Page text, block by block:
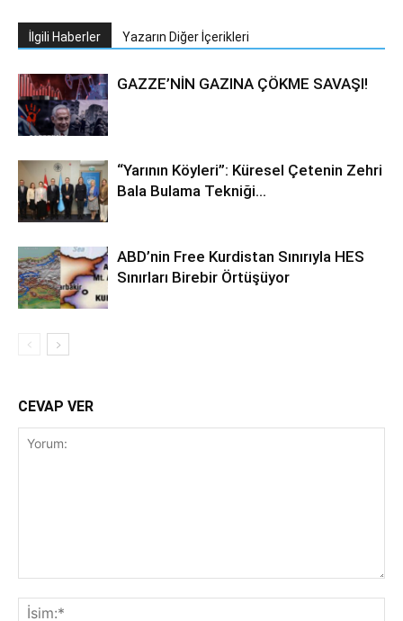
İlgili Haberler Yazarın Diğer İçerikleri
GAZZE’NİN GAZINA ÇÖKME SAVAŞI!
“Yarının Köyleri”: Küresel Çetenin Zehri
Bala Bulama Tekniği…
ABD’nin Free Kurdistan Sınırıyla HES
Sınırları Birebir Örtüşüyor
CEVAP VER